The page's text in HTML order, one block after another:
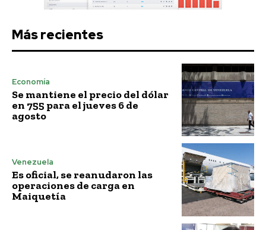
Más recientes
Economía
Se mantiene el precio del dólar
en 755 para el jueves 6 de
agosto
Venezuela
Es oficial, se reanudaron las
operaciones de carga en
Maiquetía